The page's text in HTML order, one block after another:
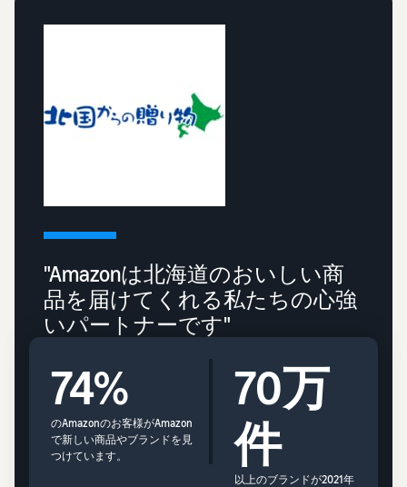
"Amazonは北海道のおいしい商
品を届けてくれる私たちの心強
いパートナーです"
74%
のAmazonのお客様がAmazon
で新しい商品やブランドを見
つけています。
70万
件
以上のブランドが2021年